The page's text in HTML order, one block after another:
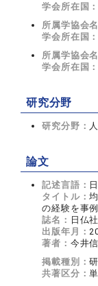
学会所在国：
所属学協会名
学会所在国：
所属学協会名
学会所在国：
研究分野
研究分野：
論文
記述言語：
タイトル：
の経験を事
誌名： 日仏
出版年月：
著者： 今井
掲載種別：
共著区分：